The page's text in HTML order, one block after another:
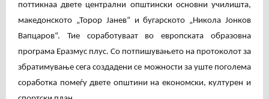
поттикнаа двете централни општински основни училишта,
македонското „Торор Јанев“ и бугарското „Никола Јонков
Вапцаров“. Тие соработуваат во европската образовна
програма Еразмус плус. Со потпишувањето на протоколот за
збратимување сега создадени се можности за уште поголема
соработка помеѓу двете општини на економски, културен и